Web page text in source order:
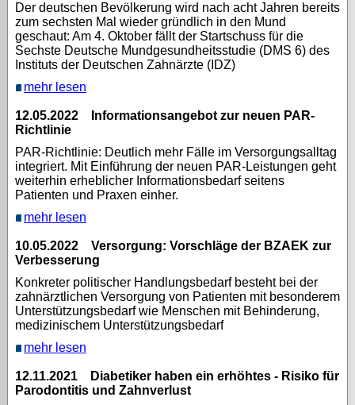
Der deutschen Bevölkerung wird nach acht Jahren bereits
zum sechsten Mal wieder gründlich in den Mund
geschaut: Am 4. Oktober fällt der Startschuss für die
Sechste Deutsche Mundgesundheitsstudie (DMS 6) des
Instituts der Deutschen Zahnärzte (IDZ)
mehr lesen
12.05.2022 Informationsangebot zur neuen PAR-
Richtlinie
PAR-Richtlinie: Deutlich mehr Fälle im Versorgungsalltag
integriert. Mit Einführung der neuen PAR-Leistungen geht
weiterhin erheblicher Informationsbedarf seitens
Patienten und Praxen einher.
mehr lesen
10.05.2022 Versorgung: Vorschläge der BZAEK zur
Verbesserung
Konkreter politischer Handlungsbedarf besteht bei der
zahnärztlichen Versorgung von Patienten mit besonderem
Unterstützungsbedarf wie Menschen mit Behinderung,
medizinischem Unterstützungsbedarf
mehr lesen
12.11.2021 Diabetiker haben ein erhöhtes - Risiko für
Parodontitis und Zahnverlust